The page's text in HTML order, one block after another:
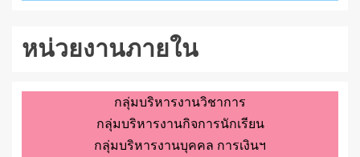
หน่วยงานภายใน
กลุ่มบริหารงานวิชาการ
กลุ่มบริหารงานกิจการนักเรียน
กลุ่มบริหารงานบุคคล การเงินฯ